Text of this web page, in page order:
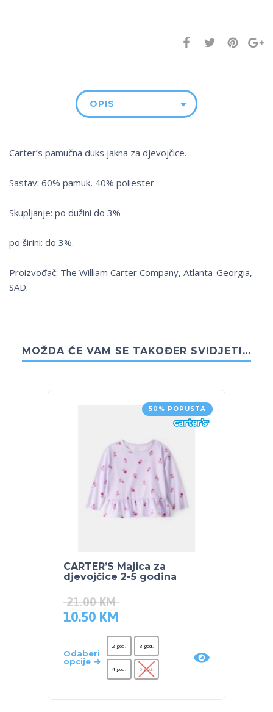
OPIS
Carter’s pamučna duks jakna za djevojčice.
Sastav: 60% pamuk, 40% poliester.
Skupljanje: po dužini do 3%
po širini: do 3%.
Proizvođač: The William Carter Company, Atlanta-Georgia,
SAD.
MOŽDA ĆE VAM SE TAKOĐER SVIDJETI…
50% POPUSTA
CARTER’S Majica za
djevojčice 2-5 godina
21.00KM
10.50 KM
Odaberi
opcije
2 god. 3 god.
4 god. 5 god.